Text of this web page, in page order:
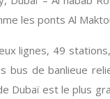
les ponts Al
lignes, 49
bus de banlieue
Dubaï est le plus